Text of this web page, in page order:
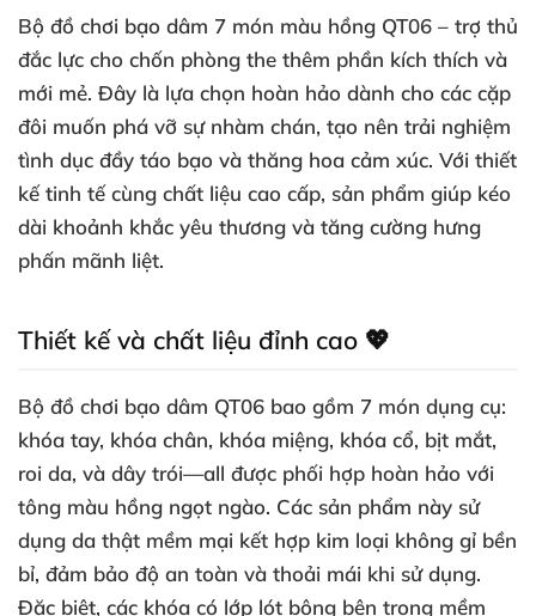
Bộ đồ chơi bạo dâm 7 món màu hồng QT06 – trợ thủ
đắc lực cho chốn phòng the thêm phần kích thích và
mới mẻ. Đây là lựa chọn hoàn hảo dành cho các cặp
đôi muốn phá vỡ sự nhàm chán, tạo nên trải nghiệm
tình dục đầy táo bạo và thăng hoa cảm xúc. Với thiết
kế tinh tế cùng chất liệu cao cấp, sản phẩm giúp kéo
dài khoảnh khắc yêu thương và tăng cường hưng
phấn mãnh liệt.
Thiết kế và chất liệu đỉnh cao 💖
Bộ đồ chơi bạo dâm QT06 bao gồm 7 món dụng cụ:
khóa tay, khóa chân, khóa miệng, khóa cổ, bịt mắt,
roi da, và dây trói—all được phối hợp hoàn hảo với
tông màu hồng ngọt ngào. Các sản phẩm này sử
dụng da thật mềm mại kết hợp kim loại không gỉ bền
bỉ, đảm bảo độ an toàn và thoải mái khi sử dụng.
Đặc biệt, các khóa có lớp lót bông bên trong mềm